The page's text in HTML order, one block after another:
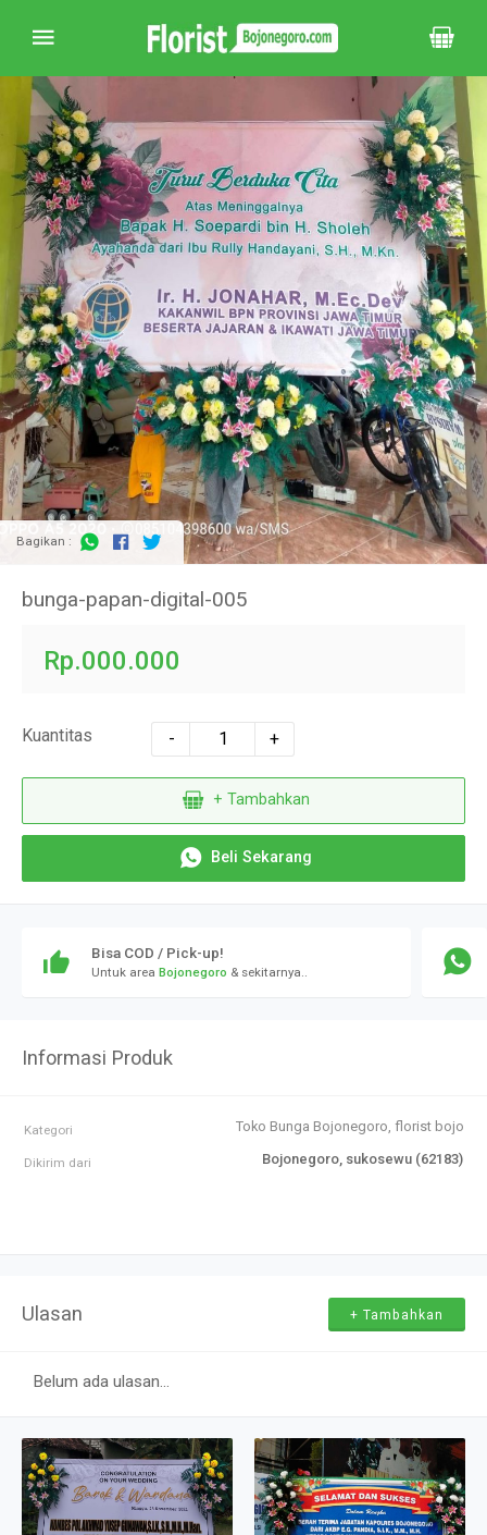
Bagikan :
bunga-papan-digital-005
Rp.000.000
Kuantitas - +
+ Tambahkan
Beli Sekarang
Bisa COD / Pick-up!
Untuk area Bojonegoro & sekitarnya..
Informasi Produk
Kategori Toko Bunga Bojonegoro, florist
Dikirim dari Bojonegoro, sukosewu (62183)
+ Tambahkan
Ulasan
Belum ada ulasan...